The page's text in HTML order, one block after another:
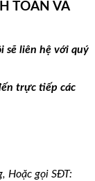
TOÁN VÀ
sẽ liên hệ với quý
trực tiếp các
Hoặc gọi SĐT: